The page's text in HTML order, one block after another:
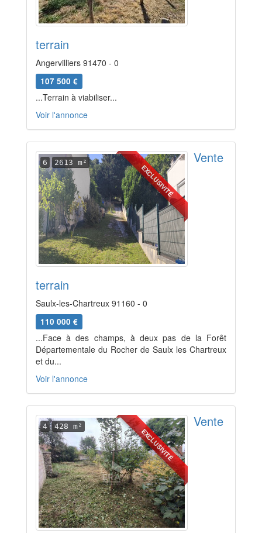
terrain
Angervilliers 91470 - 0
107 500 €
...Terrain à viabiliser...
Voir l'annonce
EXCLUSIVITÉ
6 2613 m² Vente
terrain
Saulx-les-Chartreux 91160 - 0
110 000 €
...Face à des champs, à deux pas de la Forêt
Départementale du Rocher de Saulx les Chartreux
et du...
Voir l'annonce
EXCLUSIVITÉ
4 428 m² Vente